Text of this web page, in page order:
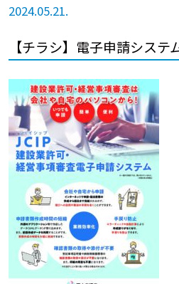
2024.05.21.
【チラシ】電子申請システ